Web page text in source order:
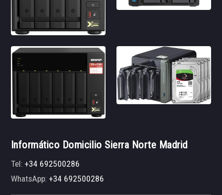
Informático Domicilio Sierra Norte Madrid
Tel:+34 692500286
WhatsApp:+34 692500286